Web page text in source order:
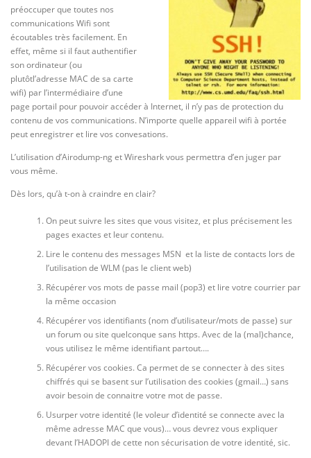
préoccuper que toutes nos
communications Wifi sont
écoutables très facilement. En
effet, même si il faut authentifier
son ordinateur (ou
plutôtl’adresse MAC de sa carte
wifi) par l’intermédiaire d’une
page portail pour pouvoir accéder à Internet, il n’y pas de protection du
contenu de vos communications. N’importe quelle appareil wifi à portée
peut enregistrer et lire vos convesations.
L’utilisation d’Airodump-ng et Wireshark vous permettra d’en juger par
vous même.
Dès lors, qu’à t-on à craindre en clair?
On peut suivre les sites que vous visitez, et plus précisement les
pages exactes et leur contenu.
Lire le contenu des messages MSN et la liste de contacts lors de
l’utilisation de WLM (pas le client web)
Récupérer vos mots de passe mail (pop3) et lire votre courrier par
la même occasion
Récupérer vos identifiants (nom d’utilisateur/mots de passe) sur
un forum ou site quelconque sans https. Avec de la (mal)chance,
vous utilisez le même identifiant partout….
Récupérer vos cookies. Ca permet de se connecter à des sites
chiffrés qui se basent sur l’utilisation des cookies (gmail…) sans
avoir besoin de connaitre votre mot de passe.
Usurper votre identité (le voleur d’identité se connecte avec la
même adresse MAC que vous)… vous devrez vous expliquer
devant l’HADOPI de cette non sécurisation de votre identité, sic.